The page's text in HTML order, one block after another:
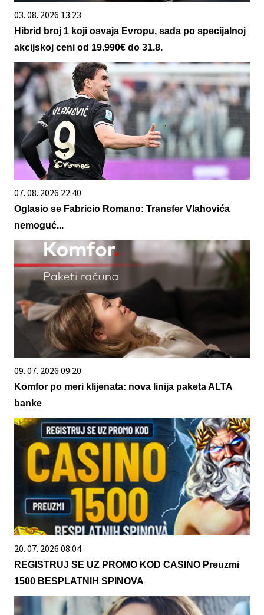
03. 08. 2026 13:23
Hibrid broj 1 koji osvaja Evropu, sada po specijalnoj
akcijskoj ceni od 19.990€ do 31.8.
07. 08. 2026 22:40
Oglasio se Fabricio Romano: Transfer Vlahovića
nemoguć...
09. 07. 2026 09:20
Komfor po meri klijenata: nova linija paketa ALTA
banke
20. 07. 2026 08:04
REGISTRUJ SE UZ PROMO KOD CASINO Preuzmi
1500 BESPLATNIH SPINOVA